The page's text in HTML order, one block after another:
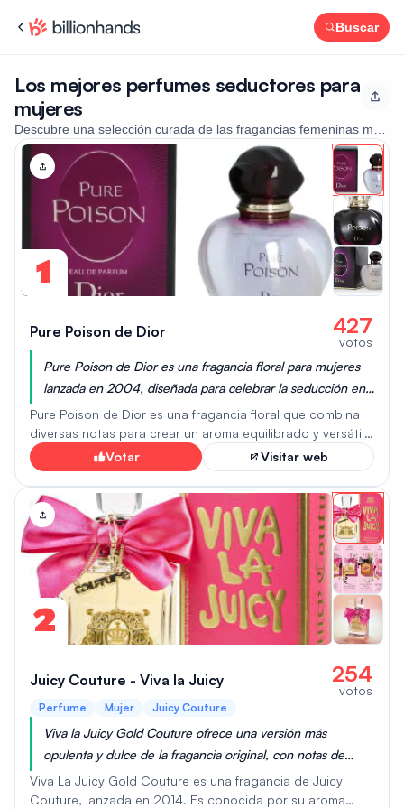
Buscar
Los mejores perfumes seductores para
mujeres
Descubre una selección curada de las fragancias femeninas más
1
Pure Poison de Dior 427
votos
Pure Poison de Dior es una fragancia floral para mujeres
lanzada en 2004, diseñada para celebrar la seducción en
su estado más puro con una alquimia irresistible.
Pure Poison de Dior es una fragancia floral que combina
diversas notas para crear un aroma equilibrado y versátil.
Las notas de salida, una mezcla de jazmín, naranja,
bergamota y mandarina siciliana, ofrecen una salida fresca
y vibrante. El corazón de la fragancia está compuesto por
gardenia y flor de azahar, que aportan una dulzura floral.
Las notas de fondo, de sándalo, ámbar blanco, cedro y
almizcle blanco, proporcionan una base cálida y
amaderada. Esta composición da como resultado una
fragancia con un perfil floral blanco complementado con
matices cítricos y amaderados, ideal para diversas
ocasiones.
Votar Visitar web
2
Juicy Couture - Viva la Juicy 254
votos
Perfume Mujer Juicy Couture
Viva la Juicy Gold Couture ofrece una versión más
opulenta y dulce de la fragancia original, con notas de
caramelo y bayas que la hacen irresistiblemente seductora
y perfecta para ocasiones especiales.
Viva La Juicy Gold Couture es una fragancia de Juicy
Couture, lanzada en 2014. Es conocida por su aroma